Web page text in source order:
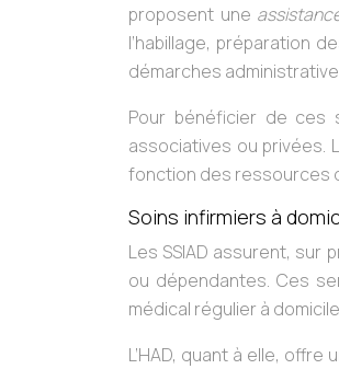
proposent une
l’habillage, préparation
démarches
Pour bénéficier de ces
associatives ou privées.
fonction des ressources
Soins infirmiers à
Les SSIAD assurent, sur
ou dépendantes. Ces
médical régulier à
L’HAD, quant à elle,